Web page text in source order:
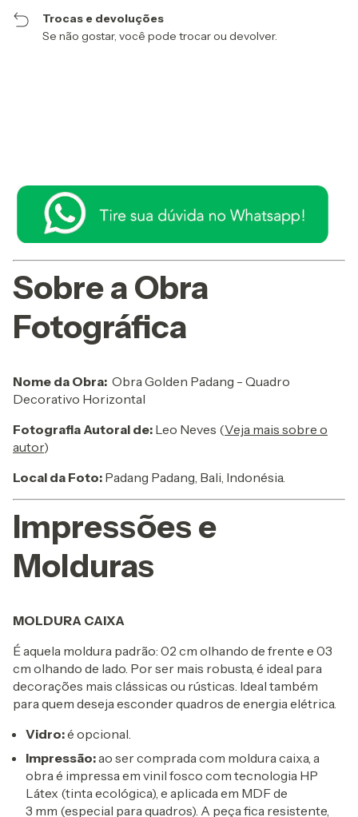
Trocas e devoluções
Se não gostar, você pode trocar ou devolver.
Sobre a Obra
Fotográfica
Nome da Obra: Obra Golden Padang - Quadro
Decorativo Horizontal
Fotografia Autoral de: Leo Neves (Veja mais sobre o
autor)
Local da Foto: Padang Padang, Bali, Indonésia.
Impressões e
Molduras
MOLDURA CAIXA
É aquela moldura padrão: 02 cm olhando de frente e 03
cm olhando de lado. Por ser mais robusta, é ideal para
decorações mais clássicas ou rústicas. Ideal também
para quem deseja esconder quadros de energia elétrica.
Vidro:é opcional.
Impressão:ao ser comprada com moldura caixa, a
obra é impressa em vinil fosco com tecnologia HP
Látex (tinta ecológica), e aplicada em MDF de
3 mm (especial para quadros). A peça fica resistente,